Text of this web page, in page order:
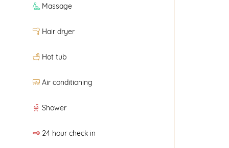
Massage
Hair dryer
Hot tub
Air conditioning
Shower
24 hour check in